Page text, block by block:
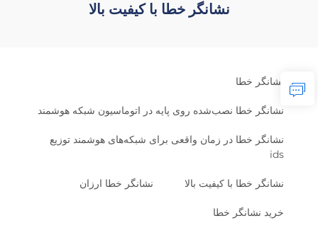
نشانگر خطا با کیفیت بالا
نشانگر خطا
نشانگر خطا نصب‌شده روی پایه در اتوماسیون شبکه هوشمند
نشانگر خطا در زمان واقعی برای شبکه‌های هوشمند توزیع
ids
نشانگر خطا با کیفیت بالا نشانگر خطا ارزان
خرید نشانگر خطا